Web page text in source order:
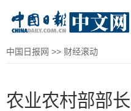
中国日报网 >> 财经滚动
农业农村部部